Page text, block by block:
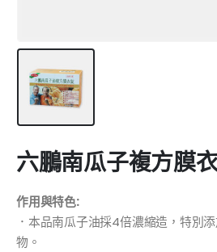
六鵬南瓜子複方膜
作用與特色:
．本品南瓜子油採4倍濃縮造，特別
物。